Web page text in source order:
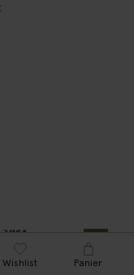
Wishlist Panier